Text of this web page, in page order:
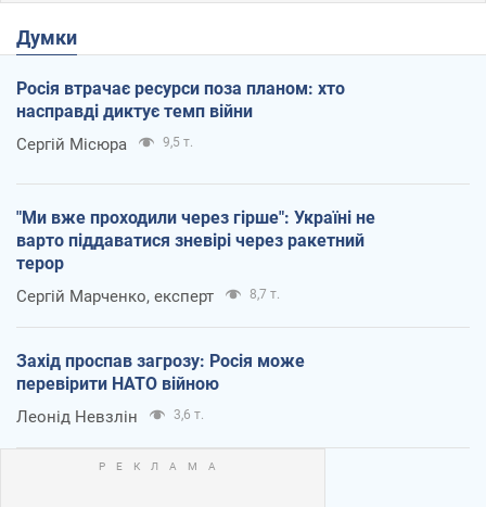
Думки
Росія втрачає ресурси поза планом: хто
насправді диктує темп війни
Сергій Місюра 9,5 т.
"Ми вже проходили через гірше": Україні не
варто піддаватися зневірі через ракетний
терор
Сергій Марченко, експерт 8,7 т.
Захід проспав загрозу: Росія може
перевірити НАТО війною
Леонід Невзлін 3,6 т.